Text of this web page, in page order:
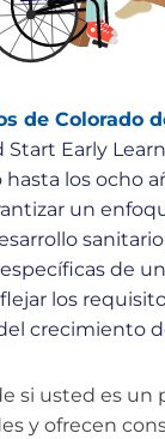
de Colorado
Start Early
los ocho
un
de
los
crecimiento
si usted es un
y ofrecen